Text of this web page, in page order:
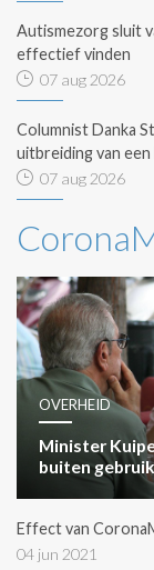
Autismezorg sluit
effectief vinden
07 aug 2026
Columnist Danka
uitbreiding van
07 aug 2026
OVERHEID
Minister
buiten gebruik
Effect van
04 jun 2021